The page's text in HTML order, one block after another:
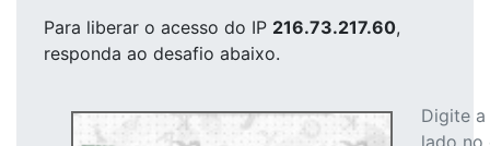
Para liberar o acesso do IP 216.73.217.60,
responda ao desafio abaixo.
Digite
lado no